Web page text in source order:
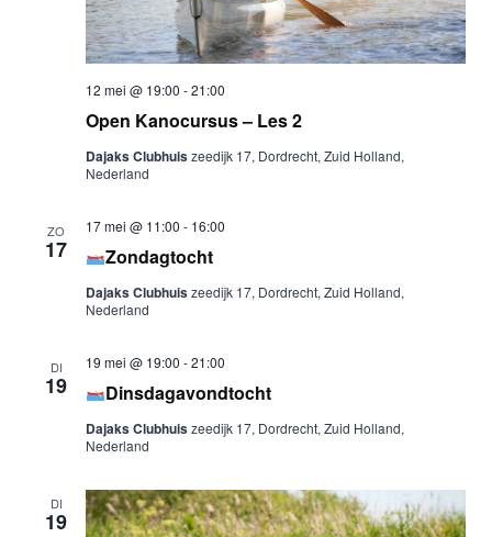
Open Kanocursus – Les 2
12 mei @ 19:00 -21:00
Dajaks Clubhuiszeedijk 17, Dordrecht, Zuid Holland,
Nederland
ZO
17 Zondagtocht
17 mei @ 11:00 - 16:00
Dajaks Clubhuiszeedijk 17, Dordrecht, Zuid Holland,
Nederland
DI
19 Dinsdagavondtocht
19 mei @ 19:00 -21:00
Dajaks Clubhuiszeedijk 17, Dordrecht, Zuid Holland,
Nederland
DI
19